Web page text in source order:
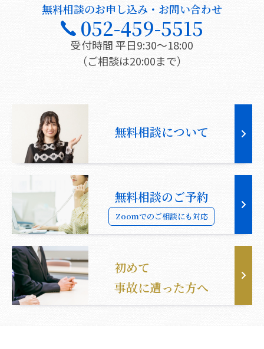
無料相談のお申し込み・お問い合わせ
052-459-5515
受付時間 平日9:30〜18:00
（ご相談は20:00まで）
無料相談について
無料相談のご予約
Zoomでのご相談にも対応
初めて
事故に遭った方へ